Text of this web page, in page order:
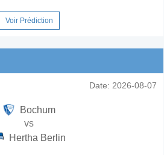
Voir Prédiction
Date: 2026-08-07
Bochum
vs
Hertha Berlin